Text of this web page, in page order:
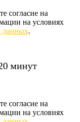
согласие на
на условиях
данных.
минут
согласие на
на условиях